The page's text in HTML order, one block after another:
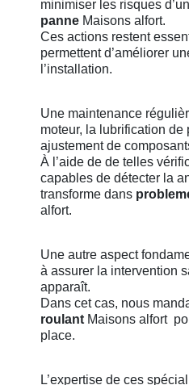
minimiser les risques
panne Maisons alfort.
Ces actions restent
permettent d’améliorer
l’installation.
Une maintenance
moteur, la lubrification de
ajustement de
À l’aide de de telles
capables de détecter la
transforme dans
alfort.
Une autre aspect
à assurer la intervention
apparaît.
Dans cet cas, nous
roulantMaisons alfort
place.
L’expertise de ces